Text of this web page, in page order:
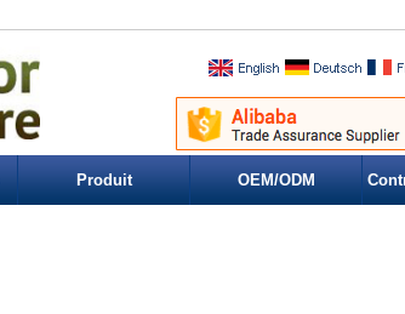
Produit OEM/ODM